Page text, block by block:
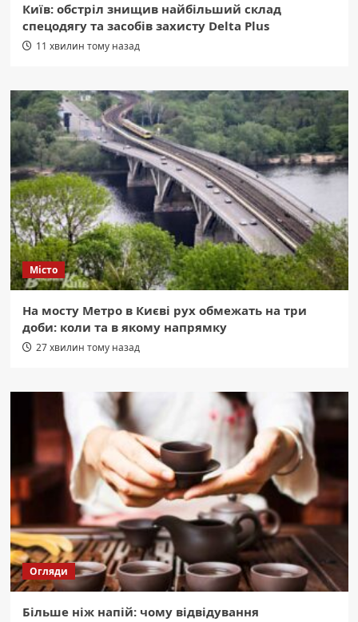
Київ: обстріл знищив найбільший склад
спецодягу та засобів захисту Delta Plus
11 хвилин тому назад
Місто
На мосту Метро в Києві рух обмежать на три
доби: коли та в якому напрямку
27 хвилин тому назад
Огляди
Більше ніж напій: чому відвідування